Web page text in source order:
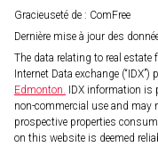
Gracieuseté de : ComFree
Dernière mise à jour des
The data relating to real
Internet Data exchange
Edmonton. IDX information is
non-commercial use and may
prospective properties
on this website is deemed